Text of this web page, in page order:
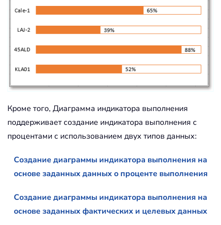
Кроме того, Диаграмма индикатора выполнения
поддерживает создание индикатора выполнения с
процентами с использованием двух типов данных:
Создание диаграммы индикатора выполнения на
основе заданных данных о проценте выполнения
Создание диаграммы индикатора выполнения на
основе заданных фактических и целевых данных